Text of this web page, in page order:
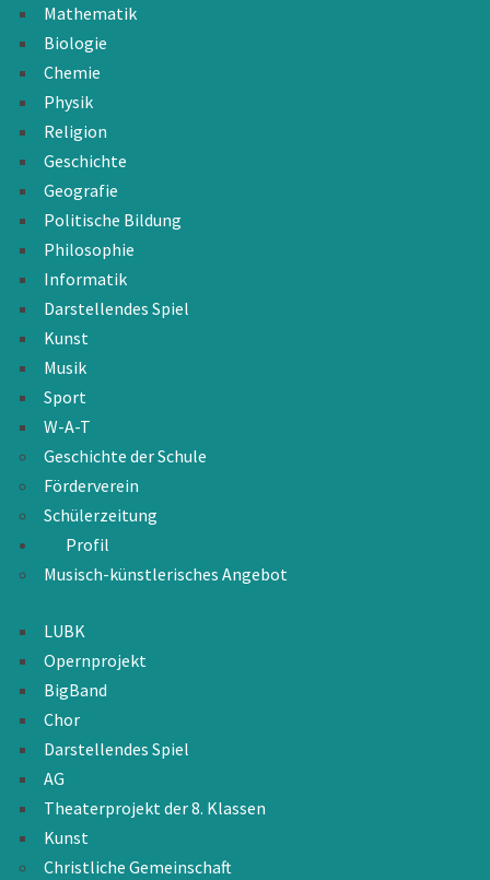
Mathematik
Biologie
Chemie
Physik
Religion
Geschichte
Geografie
Politische Bildung
Philosophie
Informatik
Darstellendes Spiel
Kunst
Musik
Sport
W-A-T
Geschichte der Schule
Förderverein
Schülerzeitung
Profil
Musisch-künstlerisches Angebot
LUBK
Opernprojekt
BigBand
Chor
Darstellendes Spiel
AG
Theaterprojekt der 8. Klassen
Kunst
Christliche Gemeinschaft